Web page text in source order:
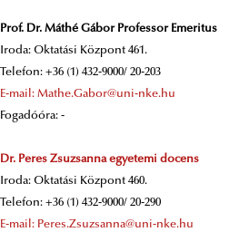
Prof. Dr. Máthé Gábor Professor Emeritus
Iroda: Oktatási Központ 461.
Telefon: +36 (1) 432-9000/ 20-203
E-mail: Mathe.Gabor@uni-nke.hu
Fogadóóra: -
Dr. Peres Zsuzsanna egyetemi docens
Iroda: Oktatási Központ 460.
Telefon: +36 (1) 432-9000/ 20-290
E-mail: Peres.Zsuzsanna@uni-nke.hu